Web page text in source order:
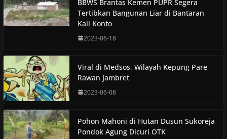
BBWS Brantas Kemen PUPR Segera
Tertibkan Bangunan Liar di Bantaran
Kali Konto
2023-06-18
Viral di Medsos, Wilayah Kepung Pare
Rawan Jambret
2023-06-08
Pohon Mahoni di Hutan Dusun Sukoreja
Pondok Agung Dicuri OTK